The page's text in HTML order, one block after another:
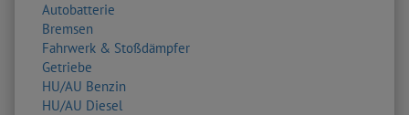
Autobatterie
Bremsen
Fahrwerk & Stoßdämpfer
Getriebe
HU/AU Benzin
HU/AU Diesel